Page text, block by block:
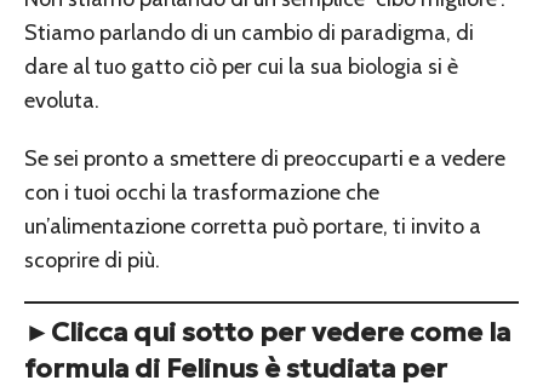
Stiamo parlando di un cambio di paradigma, di
dare al tuo gatto ciò per cui la sua biologia si è
evoluta.
Se sei pronto a smettere di preoccuparti e a vedere
con i tuoi occhi la trasformazione che
un’alimentazione corretta può portare, ti invito a
scoprire di più.
►Clicca qui sotto per vedere come la
formula di Felinus è studiata per